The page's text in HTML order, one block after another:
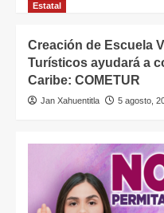
Estatal
Creación de Escuela
Turísticos ayudará a
Caribe: COMETUR
Jan Xahuentitla 5 agosto,